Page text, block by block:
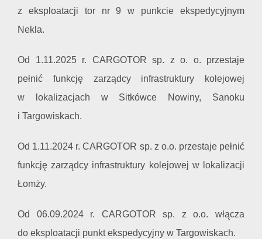
z eksploatacji tor nr 9 w punkcie ekspedycyjnym
Nekla.
Od 1.11.2025 r. CARGOTOR sp. z o. o. przestaje
pełnić funkcję zarządcy infrastruktury kolejowej
w lokalizacjach w Sitkówce Nowiny, Sanoku
i Targowiskach.
Od 1.11.2024 r. CARGOTOR sp. z o.o. przestaje pełnić
funkcję zarządcy infrastruktury kolejowej w lokalizacji
Łomży.
Od 06.09.2024 r. CARGOTOR sp. z o.o. włącza
do eksploatacji punkt ekspedycyjny w Targowiskach.